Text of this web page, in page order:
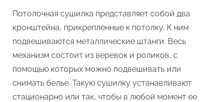
Потолочная сушилка представляет собой два
кронштейна, прикрепленные к потолку. К ним
подвешиваются металлические штанги. Весь
механизм состоит из веревок и роликов, с
помощью которых можно подвешивать или
снимать белье. Такую сушилку устанавливают
стационарно или так, чтобы в любой момент ее